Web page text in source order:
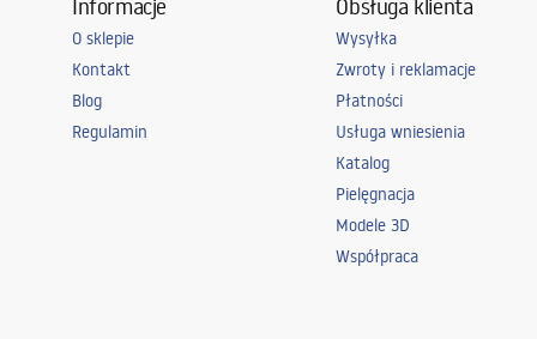
Informacje
O sklepie
Kontakt
Blog
Regulamin
Obsługa klienta
Wysyłka
Zwroty i reklamacje
Płatności
Usługa wniesienia
Katalog
Pielęgnacja
Modele 3D
Współpraca